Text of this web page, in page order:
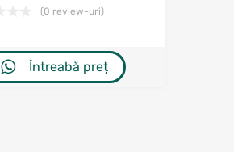
(0 review-uri)
Întreabă preț